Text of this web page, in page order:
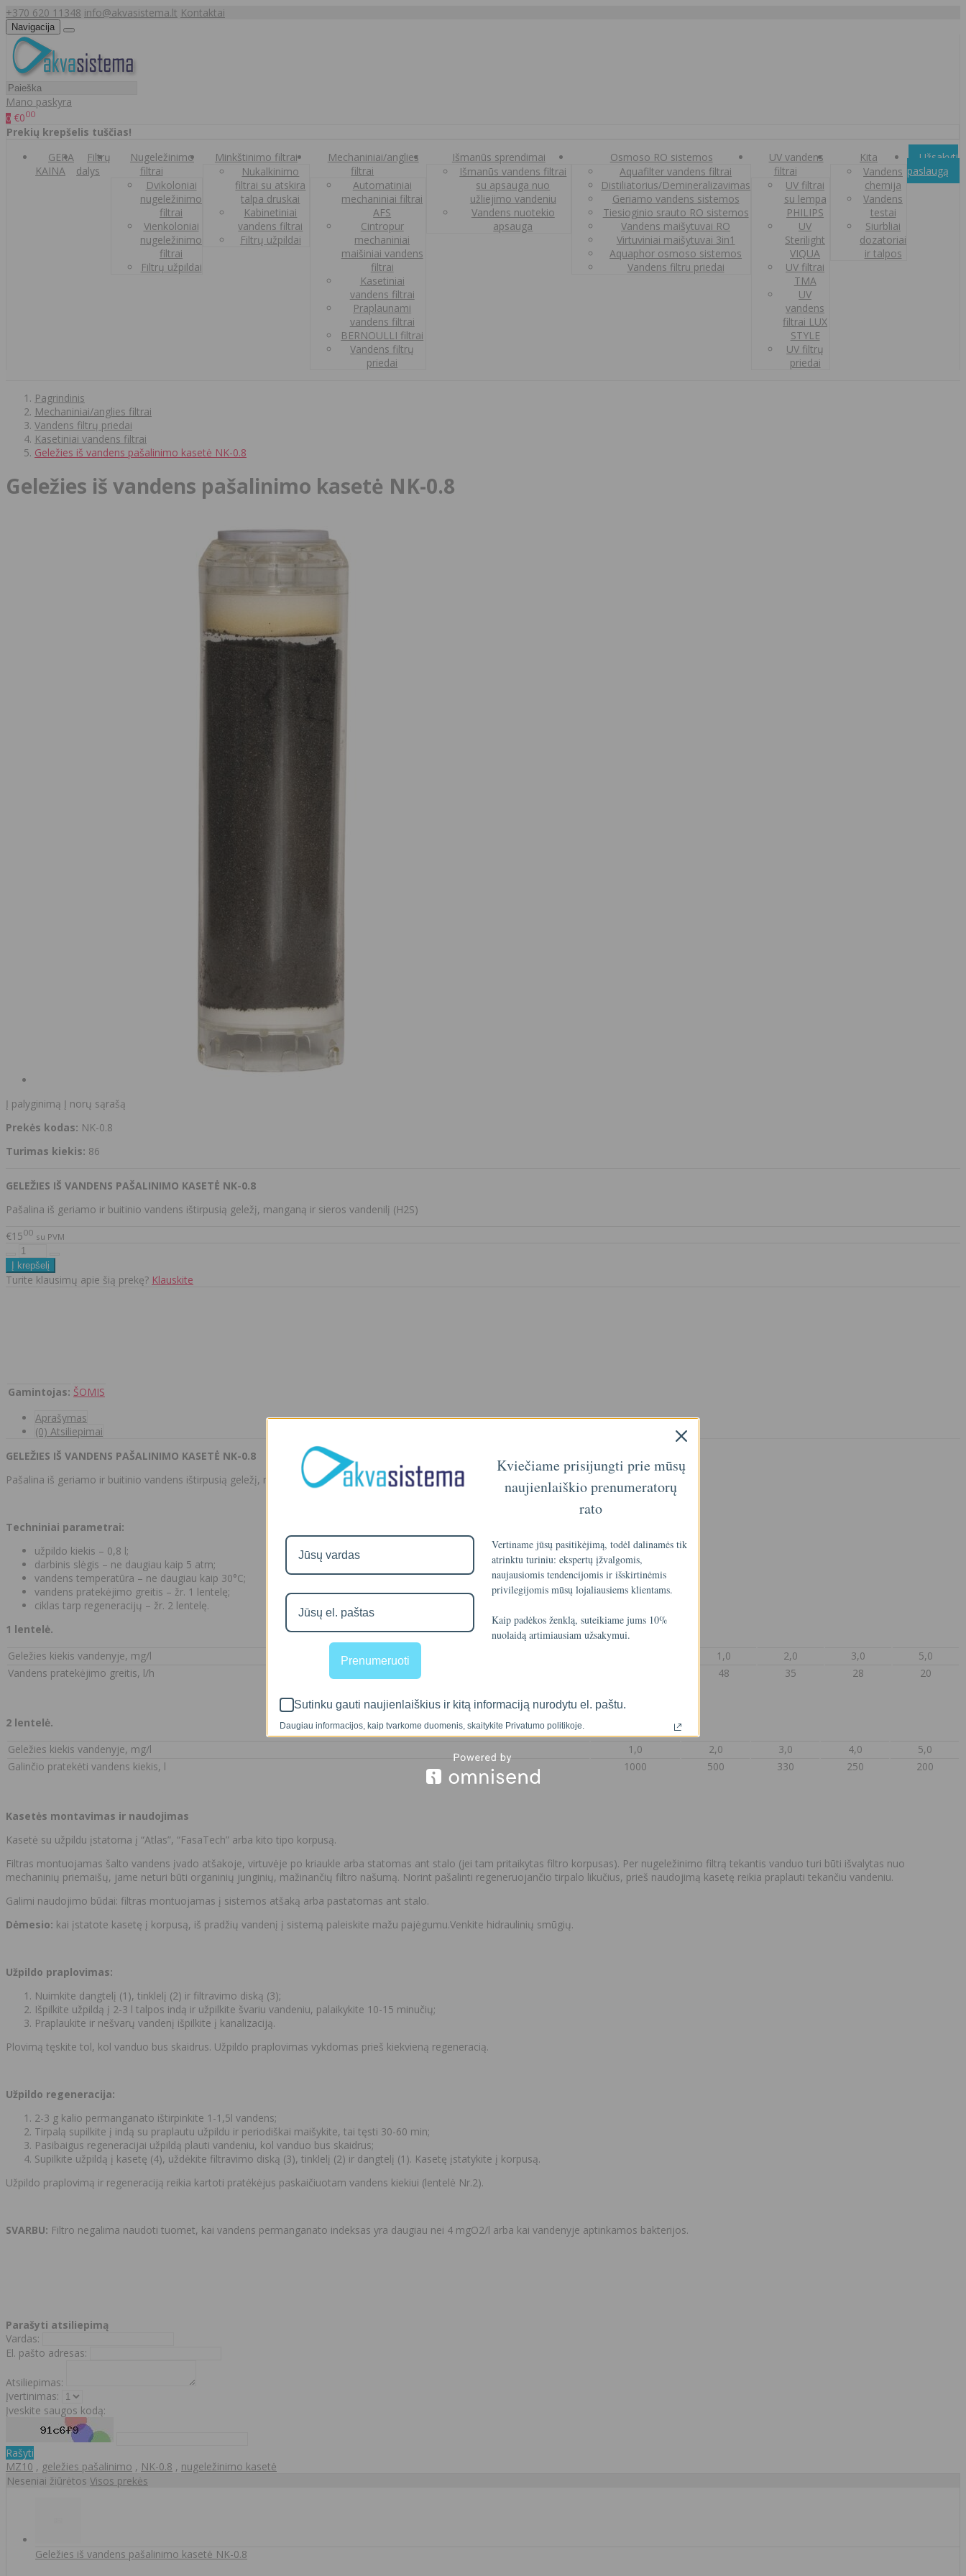
+370 620 11348 info@akvasistema.lt Kontaktai
Navigacija
Mano paskyra
0 €000
Prekių krepšelis tuščias!
GERA
KAINA
Filtrų
dalys
Nugeležinimo
filtrai
Dvikoloniai
nugeležinimo
filtrai
Vienkoloniai
nugeležinimo
filtrai
Filtrų užpildai
Minkštinimo filtrai
Nukalkinimo
filtrai su atskira
talpa druskai
Kabinetiniai
vandens filtrai
Filtrų užpildai
Mechaniniai/anglies
filtrai
Automatiniai
mechaniniai filtrai
AFS
Cintropur
mechaniniai
maišiniai vandens
filtrai
Kasetiniai
vandens filtrai
Praplaunami
vandens filtrai
BERNOULLI filtrai
Vandens filtrų
priedai
Išmanūs sprendimai
Išmanūs vandens filtrai
su apsauga nuo
užliejimo vandeniu
Vandens nuotekio
apsauga
Osmoso RO sistemos
Aquafilter vandens filtrai
Distiliatorius/Demineralizavimas
Geriamo vandens sistemos
Tiesioginio srauto RO sistemos
Vandens maišytuvai RO
Virtuviniai maišytuvai 3in1
Aquaphor osmoso sistemos
Vandens filtru priedai
UV vandens
filtrai
UV filtrai
su lempa
PHILIPS
UV
Sterilight
VIQUA
UV filtrai
TMA
UV
vandens
filtrai LUX
STYLE
UV filtrų
priedai
Kita
Vandens
chemija
Vandens
testai
Siurbliai
dozatoriai
ir talpos
Užsakyti
paslaugą
Pagrindinis
Mechaniniai/anglies filtrai
Vandens filtrų priedai
Kasetiniai vandens filtrai
Geležies iš vandens pašalinimo kasetė NK-0.8
Geležies iš vandens pašalinimo kasetė NK-0.8
Į palyginimą Į norų sąrašą
Prekės kodas: NK-0.8
Turimas kiekis: 86
GELEŽIES IŠ VANDENS PAŠALINIMO KASETĖ NK-0.8
Pašalina iš geriamo ir buitinio vandens ištirpusią geležį, manganą ir sieros vandenilį (H2S)
€1500 su PVM
Turite klausimų apie šią prekę? Klauskite
Gamintojas: ŠOMIS
Aprašymas
(0) Atsiliepimai
GELEŽIES IŠ VANDENS PAŠALINIMO KASETĖ NK-0.8
Pašalina iš geriamo ir buitinio vandens ištirpusią geležį, manganą ir sieros vandenilį (H2S).
Techniniai parametrai:
užpildo kiekis – 0,8 l;
darbinis slėgis – ne daugiau kaip 5 atm;
vandens temperatūra – ne daugiau kaip 30°C;
vandens pratekėjimo greitis – žr. 1 lentelę;
ciklas tarp regeneracijų – žr. 2 lentelę.
1 lentelė.
Geležies kiekis vandenyje, mg/l
1,0 2,0 3,0
5,0
Vandens pratekėjimo greitis, l/h
48 35 28 20
2 lentelė.
Geležies kiekis vandenyje, mg/l
1,0 2,0 3,0 4,0
5,0
Galinčio pratekėti vandens kiekis, l
1000 500 330 250 200
Kasetės montavimas ir naudojimas
Kasetė su užpildu įstatoma į “Atlas”, “FasaTech” arba kito tipo korpusą.
Filtras montuojamas šalto vandens įvado atšakoje, virtuvėje po kriaukle arba statomas ant stalo (jei tam pritaikytas filtro korpusas). Per nugeležinimo filtrą tekantis vanduo turi būti išvalytas nuo
mechaninių priemaišų, jame neturi būti organinių junginių, mažinančių filtro našumą. Norint pašalinti regeneruojančio tirpalo likučius, prieš naudojimą kasetę reikia praplauti tekančiu vandeniu.
Galimi naudojimo būdai: filtras montuojamas į sistemos atšaką arba pastatomas ant stalo.
Dėmesio: kai įstatote kasetę į korpusą, iš pradžių vandenį į sistemą paleiskite mažu pajėgumu.Venkite hidraulinių smūgių.
Užpildo praplovimas:
Nuimkite dangtelį (1), tinklelį (2) ir filtravimo diską (3);
Išpilkite užpildą į 2-3 l talpos indą ir užpilkite švariu vandeniu, palaikykite 10-15 minučių;
Praplaukite ir nešvarų vandenį išpilkite į kanalizaciją.
Plovimą tęskite tol, kol vanduo bus skaidrus. Užpildo praplovimas vykdomas prieš kiekvieną regeneracią.
Užpildo regeneracija:
2-3 g kalio permanganato ištirpinkite 1-1,5l vandens;
Tirpalą supilkite į indą su praplautu užpildu ir periodiškai maišykite, tai tęsti 30-60 min;
Pasibaigus regeneracijai užpildą plauti vandeniu, kol vanduo bus skaidrus;
Supilkite užpildą į kasetę (4), uždėkite filtravimo diską (3), tinklelį (2) ir dangtelį (1). Kasetę įstatykite į korpusą.
Užpildo praplovimą ir regeneraciją reikia kartoti pratėkėjus paskaičiuotam vandens kiekiui (lentelė Nr.2).
SVARBU: Filtro negalima naudoti tuomet, kai vandens permanganato indeksas yra daugiau nei 4 mgO2/l arba kai vandenyje aptinkamos bakterijos.
Parašyti atsiliepimą
Vardas:
El. pašto adresas:
Atsiliepimas:
Įvertinimas:
Įveskite saugos kodą:
Rašyti
MZ10 , geležies pašalinimo , NK-0.8 , nugeležinimo kasetė
Neseniai žiūrėtos Visos prekės
Geležies iš vandens pašalinimo kasetė NK-0.8
Prenumeruoti
Kviečiame prisijungti prie mūsų
naujienlaiškio prenumeratorų
rato
Vertiname jūsų pasitikėjimą, todėl dalinamės tik
atrinktu turiniu: ekspertų įžvalgomis,
naujausiomis tendencijomis ir išskirtinėmis
privilegijomis mūsų lojaliausiems klientams.
Kaip padėkos ženklą, suteikiame jums 10%
nuolaidą artimiausiam užsakymui.
Sutinku gauti naujienlaiškius ir kitą informaciją nurodytu el. paštu.
Daugiau informacijos, kaip tvarkome duomenis, skaitykite Privatumo politikoje.